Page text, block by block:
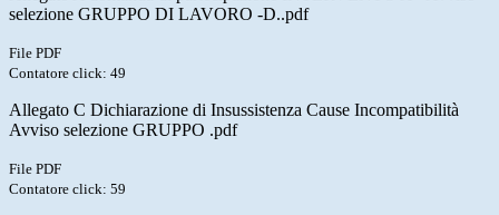
selezione GRUPPO DI LAVORO -D..pdf
File PDF
Contatore click: 49
Allegato C Dichiarazione di Insussistenza Cause Incompatibilità
Avviso selezione GRUPPO .pdf
File PDF
Contatore click: 59